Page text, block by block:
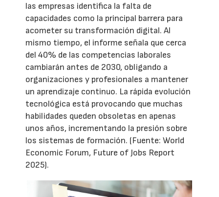
las empresas identifica la falta de
capacidades como la principal barrera para
acometer su transformación digital. Al
mismo tiempo, el informe señala que cerca
del 40% de las competencias laborales
cambiarán antes de 2030, obligando a
organizaciones y profesionales a mantener
un aprendizaje continuo. La rápida evolución
tecnológica está provocando que muchas
habilidades queden obsoletas en apenas
unos años, incrementando la presión sobre
los sistemas de formación. (Fuente: World
Economic Forum, Future of Jobs Report
2025).